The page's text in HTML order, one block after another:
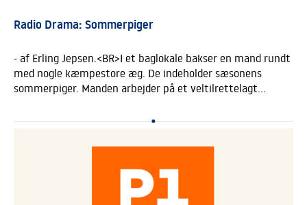
Radio Drama: Sommerpiger
- af Erling Jepsen.<BR>I et baglokale bakser en mand rundt
med nogle kæmpestore æg. De indeholder sæsonens
sommerpiger. Manden arbejder på et veltilrettelagt
turistforeningen. Hvert år udklækkes et nyt kuld
Men hvad, hvis en sommerpige hellere vil lave noget